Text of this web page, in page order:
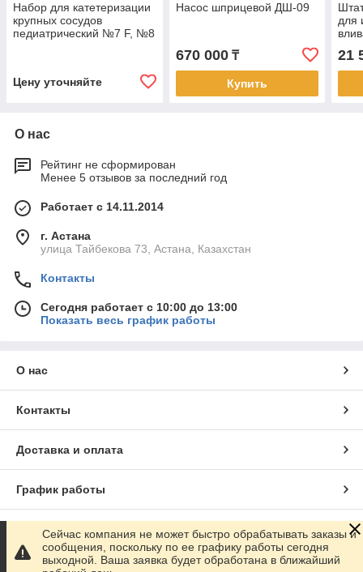
Набор для катетеризации
крупных сосудов
педиатрический №7 F, №8
Цену уточняйте
Насос шприцевой ДШ-09
670 000₸
Купить
для
21
О нас
Рейтинг не сформирован
Менее 5 отзывов за последний год
Работает с 14.11.2014
г. Астана
улица Тайбекова 73, Астана, Казахстан
Контакты
Сегодня работает с 10:00 до 13:00
Показать весь график работы
О нас
Контакты
Доставка и оплата
График работы
Полная версия сайта
Сайт создан на маркетплейсе Satu.kz
Сейчас компания не может быстро обрабатывать заказы и
сообщения, поскольку по ее графику работы сегодня
выходной. Ваша заявка будет обработана в ближайший